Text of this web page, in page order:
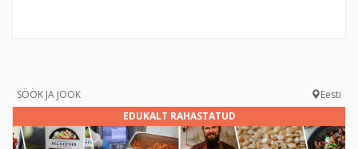
SÖÖK JA JOOK
Eesti
EDUKALT RAHASTATUD